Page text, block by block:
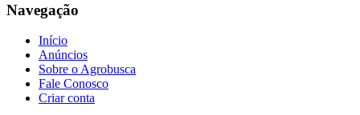
Navegação
Início
Anúncios
Sobre o Agrobusca
Fale Conosco
Criar conta